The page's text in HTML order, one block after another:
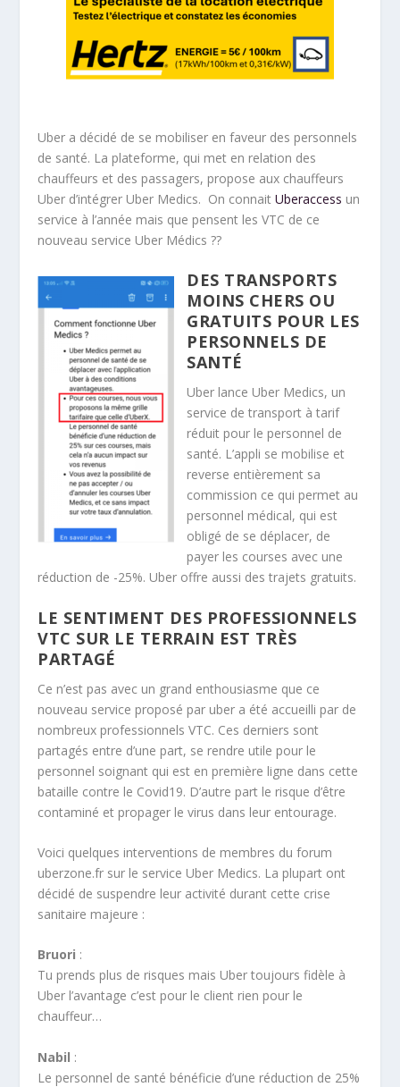
Uber a décidé de se mobiliser en faveur des personnels
de santé. La plateforme, qui met en relation des
chauffeurs et des passagers, propose aux chauffeurs
Uber d’intégrer Uber Medics. On connaitUberaccess un
service à l’année mais que pensent les VTC de ce
nouveau service Uber Médics ??
DES TRANSPORTS
MOINS CHERS OU
GRATUITS POUR LES
PERSONNELS DE
SANTÉ
Uber lance Uber Medics, un
service de transport à tarif
réduit pour le personnel de
santé. L’appli se mobilise et
reverse entièrement sa
commission ce qui permet au
personnel médical, qui est
obligé de se déplacer, de
payer les courses avec une
réduction de -25%. Uber offre aussi des trajets gratuits.
LE SENTIMENT DES PROFESSIONNELS
VTC SUR LE TERRAIN EST TRÈS
PARTAGÉ
Ce n’est pas avec un grand enthousiasme que ce
nouveau service proposé par uber a été accueilli par de
nombreux professionnels VTC. Ces derniers sont
partagés entre d’une part, se rendre utile pour le
personnel soignant qui est en première ligne dans cette
bataille contre le Covid19. D’autre part le risque d’être
contaminé et propager le virus dans leur entourage.
Voici quelques interventions de membres du forum
uberzone.fr sur le service Uber Medics. La plupart ont
décidé de suspendre leur activité durant cette crise
sanitaire majeure :
Bruori :
Tu prends plus de risques mais Uber toujours fidèle à
Uber l’avantage c’est pour le client rien pour le
chauffeur…
Nabil :
Le personnel de santé bénéficie d’une réduction de 25%